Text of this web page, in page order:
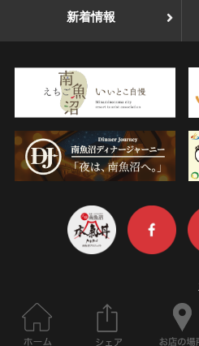
新着情報
© Copyright 南魚沼・
ホーム このペー